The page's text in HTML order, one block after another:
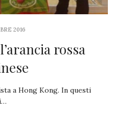
2016
rossa
a Hong Kong. In questi